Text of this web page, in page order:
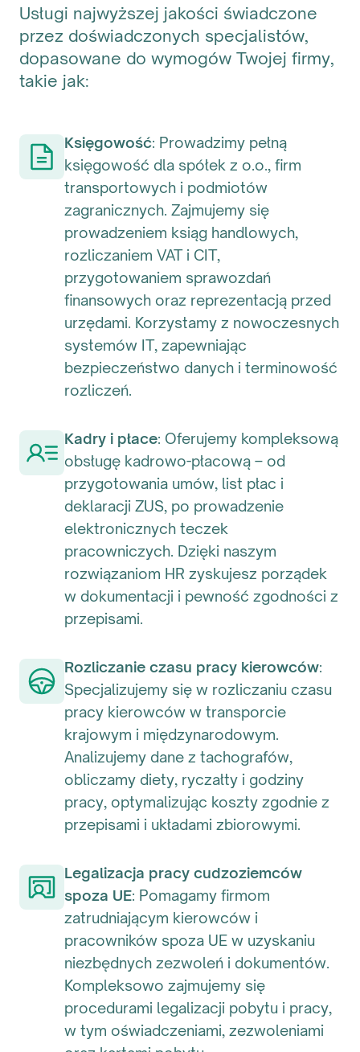
Usługi najwyższej jakości świadczone
przez doświadczonych specjalistów,
dopasowane do wymogów Twojej firmy,
takie jak:
Księgowość: Prowadzimy pełną
księgowość dla spółek z o.o., firm
transportowych i podmiotów
zagranicznych. Zajmujemy się
prowadzeniem ksiąg handlowych,
rozliczaniem VAT i CIT,
przygotowaniem sprawozdań
finansowych oraz reprezentacją przed
urzędami. Korzystamy z nowoczesnych
systemów IT, zapewniając
bezpieczeństwo danych i terminowość
rozliczeń.
Kadry i płace: Oferujemy kompleksową
obsługę kadrowo-płacową – od
przygotowania umów, list płac i
deklaracji ZUS, po prowadzenie
elektronicznych teczek
pracowniczych. Dzięki naszym
rozwiązaniom HR zyskujesz porządek
w dokumentacji i pewność zgodności z
przepisami.
Rozliczanie czasu pracy kierowców:
Specjalizujemy się w rozliczaniu czasu
pracy kierowców w transporcie
krajowym i międzynarodowym.
Analizujemy dane z tachografów,
obliczamy diety, ryczałty i godziny
pracy, optymalizując koszty zgodnie z
przepisami i układami zbiorowymi.
Legalizacja pracy cudzoziemców
spoza UE: Pomagamy firmom
zatrudniającym kierowców i
pracowników spoza UE w uzyskaniu
niezbędnych zezwoleń i dokumentów.
Kompleksowo zajmujemy się
procedurami legalizacji pobytu i pracy,
w tym oświadczeniami, zezwoleniami